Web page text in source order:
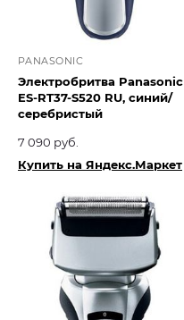
PANASONIC
Электробритва Panasonic
ES-RT37-S520 RU, синий/
серебристый
7 090 руб.
Купить на Яндекс.Маркет